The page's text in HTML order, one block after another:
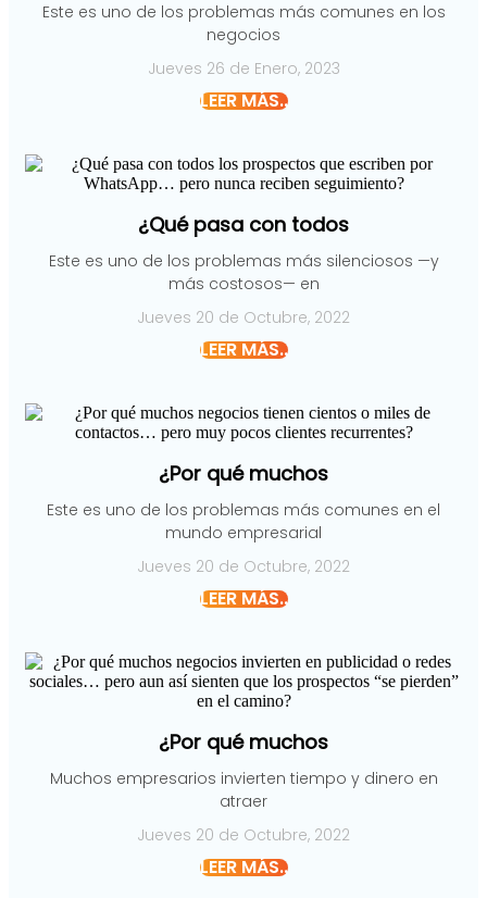
Este es uno de los problemas más comunes en los
negocios
Jueves 26 de Enero, 2023
LEER MÁS..
¿Qué pasa con todos
Este es uno de los problemas más silenciosos —y
más costosos— en
Jueves 20 de Octubre, 2022
LEER MÁS..
¿Por qué muchos
Este es uno de los problemas más comunes en el
mundo empresarial
Jueves 20 de Octubre, 2022
LEER MÁS..
¿Por qué muchos
Muchos empresarios invierten tiempo y dinero en
atraer
Jueves 20 de Octubre, 2022
LEER MÁS..